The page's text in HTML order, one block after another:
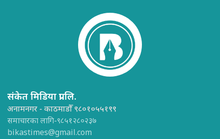
संकेत मिडिया प्रा.लि.
अनामनगर - काठमाडौँ ९८०१०५५१९९
समाचारका लागि-९८५१२८०२३७
bikastimes@gmail.com